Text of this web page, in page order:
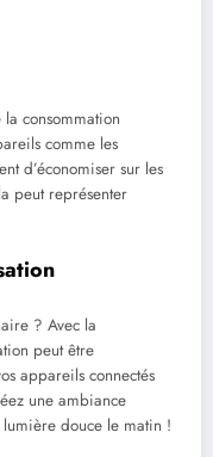
consommation
comme les
d’économiser sur les
peut représenter
? Avec la
peut être
appareils connectés
une ambiance
douce le matin !